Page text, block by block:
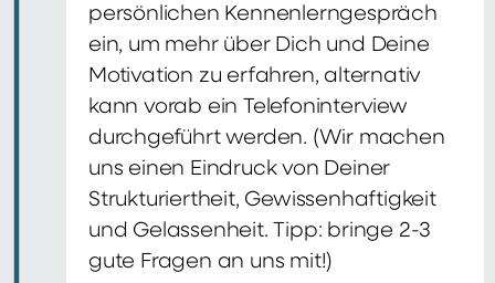
persönlichen Kennenlerngespräch
ein, um mehr über Dich und Deine
Motivation zu erfahren, alternativ
kann vorab ein Telefoninterview
durchgeführt werden. (Wir machen
uns einen Eindruck von Deiner
Strukturiertheit, Gewissenhaftigkeit
und Gelassenheit. Tipp: bringe 2-3
gute Fragen an uns mit!)